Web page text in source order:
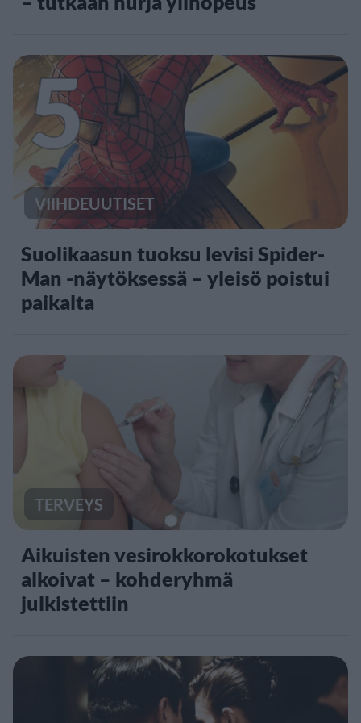
5
VIIHDEUUTISET
Suolikaasun tuoksu levisi Spider-
Man -näytöksessä – yleisö poistui
paikalta
TERVEYS
Aikuisten vesirokkorokotukset
alkoivat – kohderyhmä
julkistettiin